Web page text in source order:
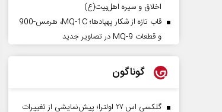
اخلاق و سیره اهل‌بیت(ع)
قاب تازه از شکار پهپادها؛ MQ-1C، هرمس-900
و قطعات MQ-9 در تصاویر جدید
گوناگون
گلکسی اس ۲۷ اولترا؛ پیش‌نمایشی از تغییرات